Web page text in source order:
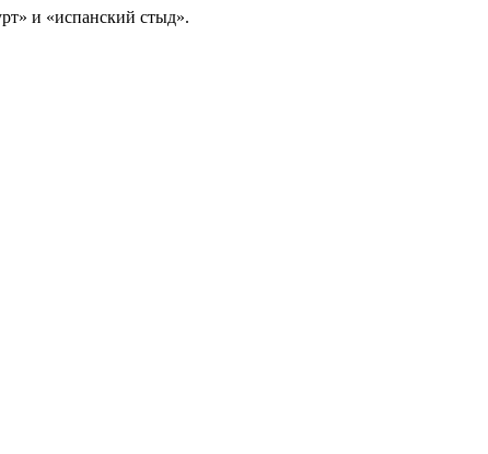
и «испанский стыд».